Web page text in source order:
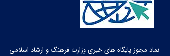
نماد مجوز پایگاه های خبری وزارت فرهنگ و ارشاد اسلامی